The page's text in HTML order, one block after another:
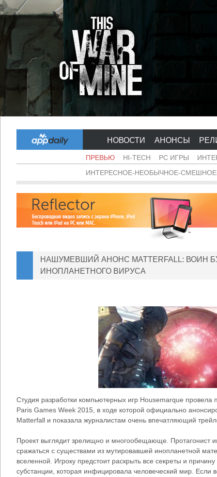
НОВОСТИ АНОНСЫ
ПРЕВЬЮ HI-TECH PC ИГРЫ
ИНТЕРЕСНОЕ-НЕОБЫЧНОЕ-
НАШУМЕВШИЙ АНОНС MATTERFALL: ВОИН
ИНОПЛАНЕТНОГО ВИРУСА
Студия разработки компьютерных игр Housemarque
Paris Games Week 2015, в ходе которой официально
Matterfall и показала журналистам очень впечатляющий
Проект выглядит зрелищно и многообещающе. Протагонист
сражаться с существами из мутировавшей инопланетной
вселенной. Игроку предстоит раскрыть все секреты и
субстанции, которая инфицировала человеческий мир. Если